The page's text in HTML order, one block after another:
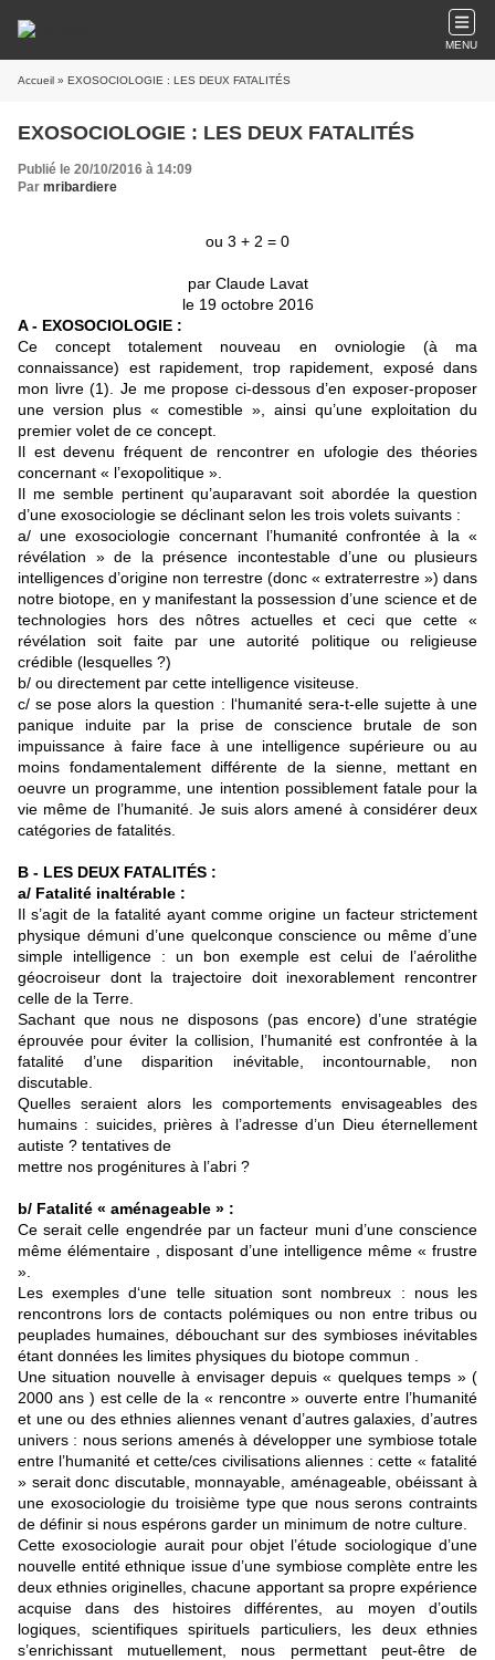
MENU
Accueil » EXOSOCIOLOGIE : LES DEUX FATALITÉS
EXOSOCIOLOGIE : LES DEUX FATALITÉS
Publié le 20/10/2016 à 14:09
Par mribardiere
ou 3 + 2 = 0
par Claude Lavat
le 19 octobre 2016
A - EXOSOCIOLOGIE :
Ce concept totalement nouveau en ovniologie (à ma
connaissance) est rapidement, trop rapidement, exposé dans
mon livre (1). Je me propose ci-dessous d’en exposer-proposer
une version plus « comestible », ainsi qu’une exploitation du
premier volet de ce concept.
Il est devenu fréquent de rencontrer en ufologie des théories
concernant « l’exopolitique ».
Il me semble pertinent qu’auparavant soit abordée la question
d’une exosociologie se déclinant selon les trois volets suivants :
a/ une exosociologie concernant l’humanité confrontée à la «
révélation » de la présence incontestable d’une ou plusieurs
intelligences d’origine non terrestre (donc « extraterrestre ») dans
notre biotope, en y manifestant la possession d’une science et de
technologies hors des nôtres actuelles et ceci que cette «
révélation soit faite par une autorité politique ou religieuse
crédible (lesquelles ?)
b/ ou directement par cette intelligence visiteuse.
c/ se pose alors la question : l‘humanité sera-t-elle sujette à une
panique induite par la prise de conscience brutale de son
impuissance à faire face à une intelligence supérieure ou au
moins fondamentalement différente de la sienne, mettant en
oeuvre un programme, une intention possiblement fatale pour la
vie même de l’humanité. Je suis alors amené à considérer deux
catégories de fatalités.
B - LES DEUX FATALITÉS :
a/ Fatalité inaltérable :
Il s’agit de la fatalité ayant comme origine un facteur strictement
physique démuni d’une quelconque conscience ou même d’une
simple intelligence : un bon exemple est celui de l’aérolithe
géocroiseur dont la trajectoire doit inexorablement rencontrer
celle de la Terre.
Sachant que nous ne disposons (pas encore) d’une stratégie
éprouvée pour éviter la collision, l’humanité est confrontée à la
fatalité d’une disparition inévitable, incontournable, non
discutable.
Quelles seraient alors les comportements envisageables des
humains : suicides, prières à l’adresse d’un Dieu éternellement
autiste ? tentatives de
mettre nos progénitures à l’abri ?
b/ Fatalité « aménageable » :
Ce serait celle engendrée par un facteur muni d’une conscience
même élémentaire , disposant d’une intelligence même « frustre
».
Les exemples d‘une telle situation sont nombreux : nous les
rencontrons lors de contacts polémiques ou non entre tribus ou
peuplades humaines, débouchant sur des symbioses inévitables
étant données les limites physiques du biotope commun .
Une situation nouvelle à envisager depuis « quelques temps » (
2000 ans ) est celle de la « rencontre » ouverte entre l’humanité
et une ou des ethnies aliennes venant d’autres galaxies, d’autres
univers : nous serions amenés à développer une symbiose totale
entre l’humanité et cette/ces civilisations aliennes : cette « fatalité
» serait donc discutable, monnayable, aménageable, obéissant à
une exosociologie du troisième type que nous serons contraints
de définir si nous espérons garder un minimum de notre culture.
Cette exosociologie aurait pour objet l’étude sociologique d’une
nouvelle entité ethnique issue d’une symbiose complète entre les
deux ethnies originelles, chacune apportant sa propre expérience
acquise dans des histoires différentes, au moyen d’outils
logiques, scientifiques spirituels particuliers, les deux ethnies
s’enrichissant mutuellement, nous permettant peut-être de